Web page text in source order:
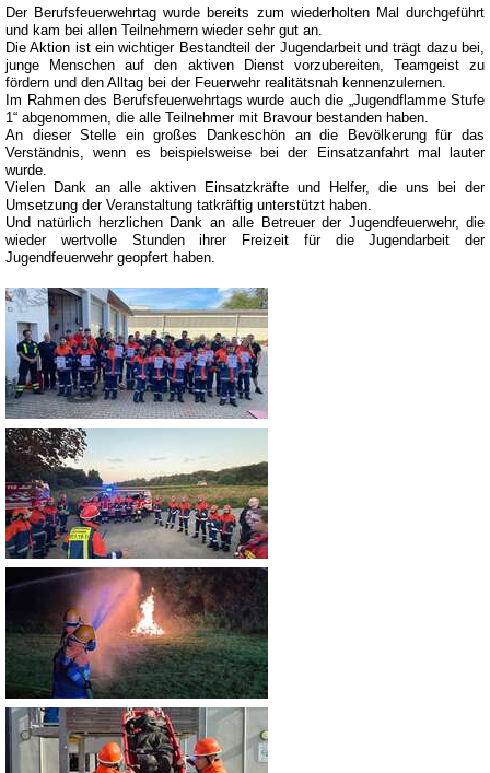
Der Berufsfeuerwehrtag wurde bereits zum wiederholten Mal durchgeführt
und kam bei allen Teilnehmern wieder sehr gut an.
Die Aktion ist ein wichtiger Bestandteil der Jugendarbeit und trägt dazu bei,
junge Menschen auf den aktiven Dienst vorzubereiten, Teamgeist zu
fördern und den Alltag bei der Feuerwehr realitätsnah kennenzulernen.
Im Rahmen des Berufsfeuerwehrtags wurde auch die „Jugendflamme Stufe
1“ abgenommen, die alle Teilnehmer mit Bravour bestanden haben.
An dieser Stelle ein großes Dankeschön an die Bevölkerung für das
Verständnis, wenn es beispielsweise bei der Einsatzanfahrt mal lauter
wurde.
Vielen Dank an alle aktiven Einsatzkräfte und Helfer, die uns bei der
Umsetzung der Veranstaltung tatkräftig unterstützt haben.
Und natürlich herzlichen Dank an alle Betreuer der Jugendfeuerwehr, die
wieder wertvolle Stunden ihrer Freizeit für die Jugendarbeit der
Jugendfeuerwehr geopfert haben.